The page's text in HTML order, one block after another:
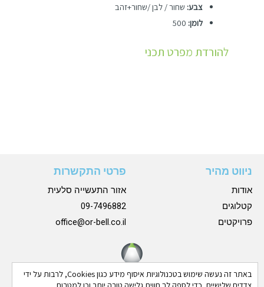
באתר זה נעשה שימוש בטכנולוגיות איסוף מידע כגון Cookies, לרבות על ידי
צבע: שחור / לבן /שחור+זהב
לומן: 500
להורדת מפרט תכני
ניווט מהיר
אודות
קטלוגים
פרויקטים
פרטי התקשרות
אזור התעשייה סלעית
09-7496882
office@or-bell.co.il